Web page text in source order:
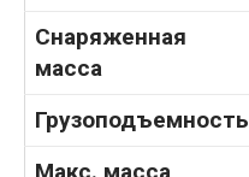
Снаряженная
масса
Грузоподъемность